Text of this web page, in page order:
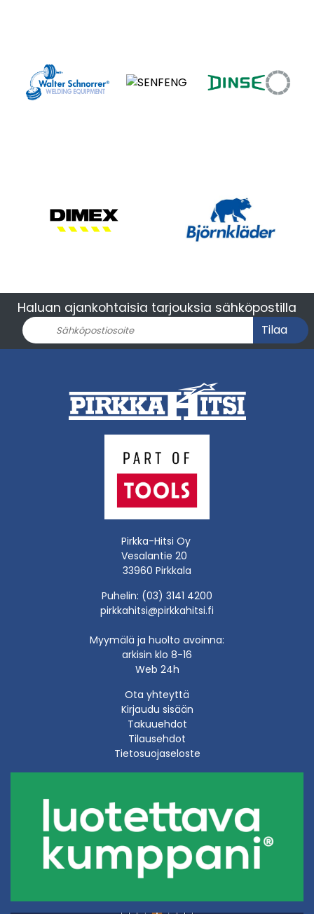
Haluan ajankohtaisia tarjouksia sähköpostilla
Tilaa
Pirkka-Hitsi Oy
Vesalantie 20
33960 Pirkkala
Puhelin: (03) 3141 4200
pirkkahitsi@pirkkahitsi.fi
Myymälä ja huolto avoinna:
arkisin klo 8-16
Web 24h
Ota yhteyttä
Kirjaudu sisään
Takuuehdot
Tilausehdot
Tietosuojaseloste